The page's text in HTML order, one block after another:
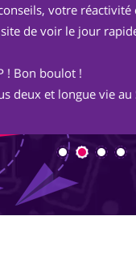
votre réactivité
de voir le jour
! Bon boulot !
deux et longue vie au